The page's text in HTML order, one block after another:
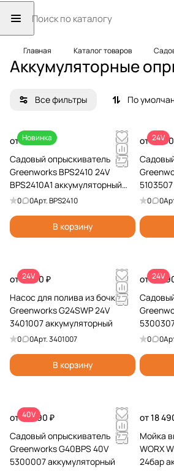
Главная Каталог товаров
Аккумуляторные
Все фильтры По
Новинка
от 7 990 ₽
Садовый опрыскиватель
Greenworks BPS2410 24V
BPS2410A1 аккумуляторный
(10л)
0 0Арт.BPS2410
В корзину
24V
от 8
0 0
24V
от 8 990 ₽
Насос для полива из бочки
Greenworks G24SWP 24V
3401007 аккумуляторный
0 0Арт.3401007
В корзину
24V
от 11
Greenworks
0 0
40V
от 12 990 ₽
Садовый опрыскиватель
Greenworks G40BPS 40V
5300007 аккумуляторный
от 18
Мойка
WORX
24бар